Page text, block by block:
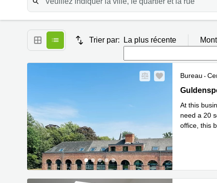
Trier par: La plus récente
Bureau
At this
need a 20
office, this